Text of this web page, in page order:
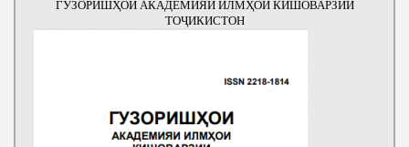
ГУЗОРИШҲОИ АКАДЕМИЯИ ИЛМҲОИ КИШОВАРЗИИ
ТОҶИКИСТОН